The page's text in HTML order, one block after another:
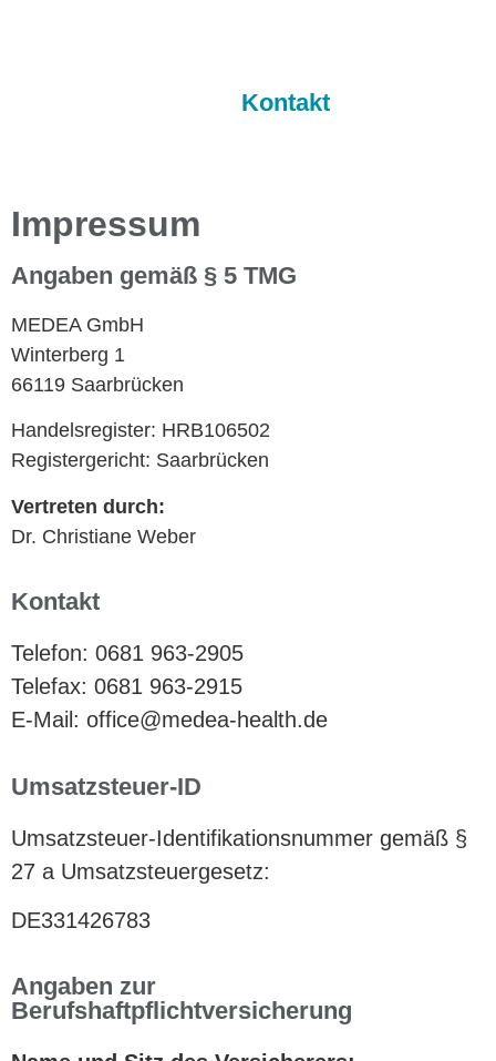
Kontakt
Impressum
Angaben gemäß § 5 TMG
MEDEA GmbH
Winterberg 1
66119 Saarbrücken
Handelsregister: HRB106502
Registergericht: Saarbrücken
Vertreten durch:
Dr. Christiane Weber
Kontakt
Telefon: 0681 963-2905
Telefax: 0681 963-2915
E-Mail: office@medea-health.de
Umsatzsteuer-ID
Umsatzsteuer-Identifikationsnummer gemäß §
27 a Umsatzsteuergesetz:
DE331426783
Angaben zur
Berufshaftpflichtversicherung